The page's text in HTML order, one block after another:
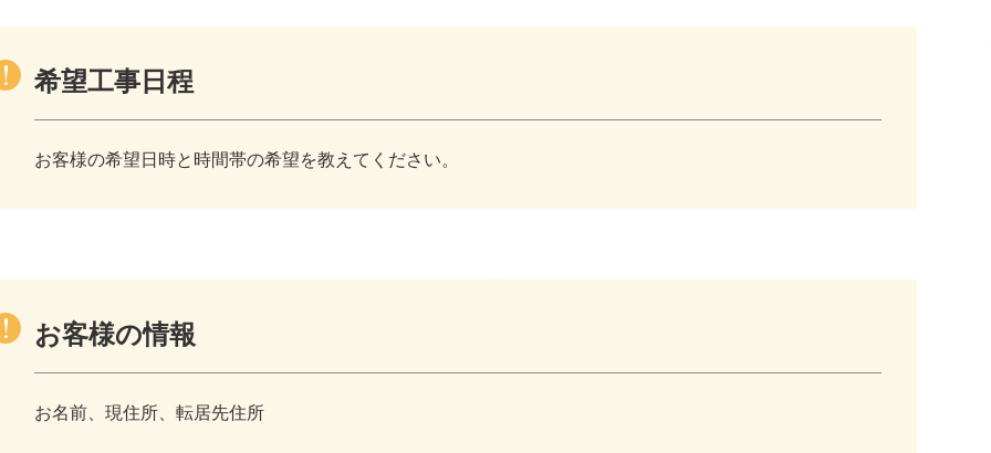
希望工事日程
お客様の希望日時と時間帯の希望を教えてください。
お客様の情報
お名前、現住所、転居先住所